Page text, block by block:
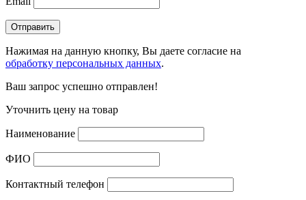
Нажимая на данную кнопку, Вы даете согласие на
обработку персональных данных.
Ваш запрос успешно отправлен!
Уточнить цену на товар
Наименование
ФИО
Контактный телефон